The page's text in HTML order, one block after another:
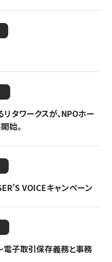
タワークスが、NPOホー
始。
VOICEキャンペーン
子取引保存義務と事務